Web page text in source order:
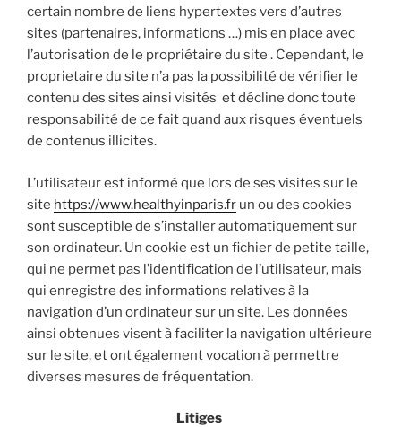
certain nombre de liens hypertextes vers d’autres
sites (partenaires, informations …) mis en place avec
l’autorisation de le propriétaire du site . Cependant, le
proprietaire du site n’a pas la possibilité de vérifier le
contenu des sites ainsi visités et décline donc toute
responsabilité de ce fait quand aux risques éventuels
de contenus illicites.
L’utilisateur est informé que lors de ses visites sur le
site https://www.healthyinparis.fr un ou des cookies
sont susceptible de s’installer automatiquement sur
son ordinateur. Un cookie est un fichier de petite taille,
qui ne permet pas l’identification de l’utilisateur, mais
qui enregistre des informations relatives à la
navigation d’un ordinateur sur un site. Les données
ainsi obtenues visent à faciliter la navigation ultérieure
sur le site, et ont également vocation à permettre
diverses mesures de fréquentation.
Litiges